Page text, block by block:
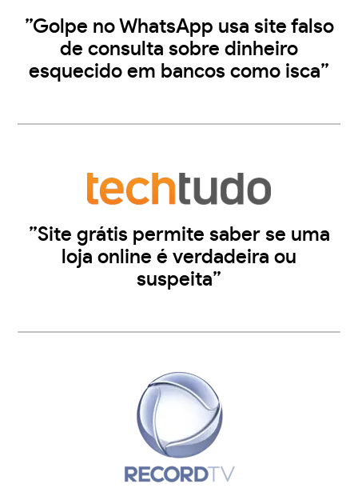
”Golpe no WhatsApp usa site falso
de consulta sobre dinheiro
esquecido em bancos como isca”
”Site grátis permite saber se uma
loja online é verdadeira ou
suspeita”